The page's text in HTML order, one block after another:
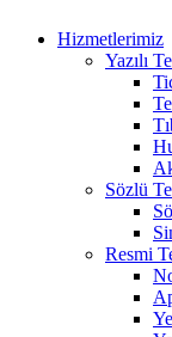
Hizmetlerimiz
Yazılı
Sözlü
Resmi